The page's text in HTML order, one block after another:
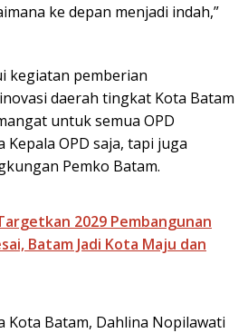
ke depan menjadi indah,”
kegiatan pemberian
daerah tingkat Kota Batam
untuk semua OPD
Kepala OPD saja, tapi juga
Pemko Batam.
2029 Pembangunan
Batam Jadi Kota Maju dan
Kota Batam, Dahlina Nopilawati